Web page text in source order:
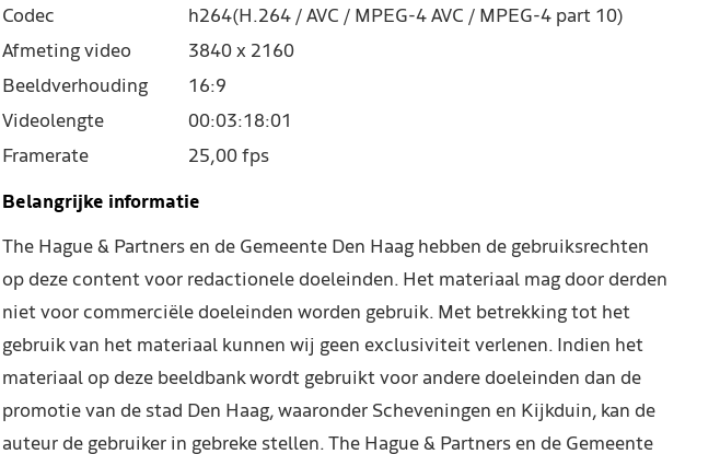
Codec
h264(H.264 / AVC / MPEG-4 AVC / MPEG-4 part 10)
Afmeting video
3840 x 2160
Beeldverhouding
16:9
Videolengte
00:03:18:01
Framerate
25,00 fps
Belangrijke informatie
The Hague & Partners en de Gemeente Den Haag hebben de gebruiksrechten
op deze content voor redactionele doeleinden. Het materiaal mag door derden
niet voor commerciële doeleinden worden gebruik. Met betrekking tot het
gebruik van het materiaal kunnen wij geen exclusiviteit verlenen. Indien het
materiaal op deze beeldbank wordt gebruikt voor andere doeleinden dan de
promotie van de stad Den Haag, waaronder Scheveningen en Kijkduin, kan de
auteur de gebruiker in gebreke stellen. The Hague & Partners en de Gemeente